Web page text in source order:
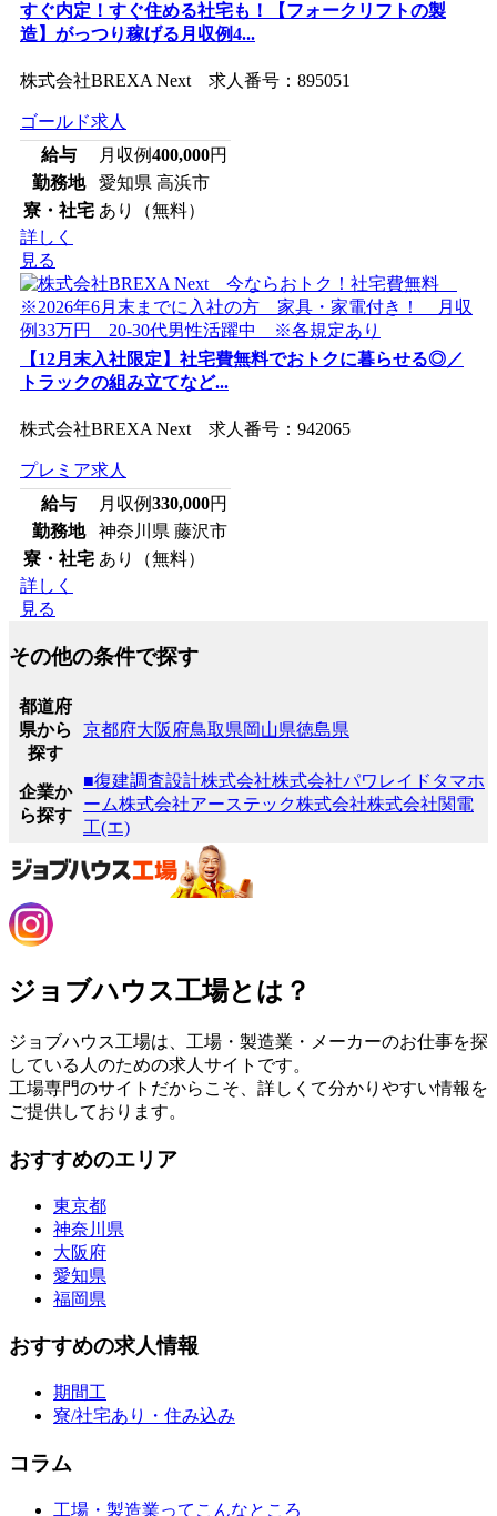
すぐ内定！すぐ住める社宅も！【フォークリフトの製
造】がっつり稼げる月収例4...
株式会社BREXA Next 求人番号：895051
ゴールド求人
給与
月収例400,000円
勤務地
愛知県 高浜市
寮・社宅 あり（無料）
詳しく
見る
【12月末入社限定】社宅費無料でおトクに暮らせる◎／
トラックの組み立てなど...
株式会社BREXA Next 求人番号：942065
プレミア求人
給与
月収例330,000円
勤務地
神奈川県 藤沢市
寮・社宅 あり（無料）
詳しく
見る
その他の条件で探す
都道府
県から
探す
京都府大阪府鳥取県岡山県徳島県
企業か
ら探す
■復建調査設計株式会社株式会社パワレイド タマホ
ーム株式会社アーステック株式会社株式会社関電
工(エ)
ジョブハウス工場とは？
ジョブハウス工場は、工場・製造業・メーカーのお仕事を探
している人のための求人サイトです。
工場専門のサイトだからこそ、詳しくて分かりやすい情報を
ご提供しております。
おすすめのエリア
東京都
神奈川県
大阪府
愛知県
福岡県
おすすめの求人情報
期間工
寮/社宅あり・住み込み
コラム
工場・製造業ってこんなところ